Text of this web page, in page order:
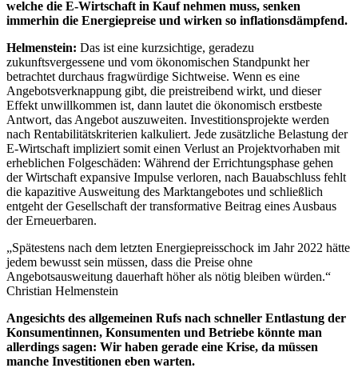
welche die E-Wirtschaft in Kauf nehmen muss, senken
immerhin die Energiepreise und wirken so inflationsdämpfend.
Helmenstein: Das ist eine kurzsichtige, geradezu
zukunftsvergessene und vom ökonomischen Standpunkt her
betrachtet durchaus fragwürdige Sichtweise. Wenn es eine
Angebotsverknappung gibt, die preistreibend wirkt, und dieser
Effekt unwillkommen ist, dann lautet die ökonomisch erstbeste
Antwort, das Angebot auszuweiten. Investitionsprojekte werden
nach Rentabilitätskriterien kalkuliert. Jede zusätzliche Belastung der
E-Wirtschaft impliziert somit einen Verlust an Projektvorhaben mit
erheblichen Folgeschäden: Während der Errichtungsphase gehen
der Wirtschaft expansive Impulse verloren, nach Bauabschluss fehlt
die kapazitive Ausweitung des Marktangebotes und schließlich
entgeht der Gesellschaft der transformative Beitrag eines Ausbaus
der Erneuerbaren.
„Spätestens nach dem letzten Energiepreisschock im Jahr 2022 hätte
jedem bewusst sein müssen, dass die Preise ohne
Angebotsausweitung dauerhaft höher als nötig bleiben würden.“
Christian Helmenstein
Angesichts des allgemeinen Rufs nach schneller Entlastung der
Konsumentinnen, Konsumenten und Betriebe könnte man
allerdings sagen: Wir haben gerade eine Krise, da müssen
manche Investitionen eben warten.